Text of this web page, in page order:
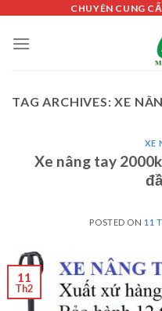
content
CHUYÊN CUNG
TAG ARCHIVES:XE
XE
Xe nâng tay
POSTED ON 11
11
Th2